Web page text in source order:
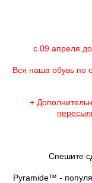
с 09 апреля
Вся наша обувь по
+
Спешите
Pyramide™ -